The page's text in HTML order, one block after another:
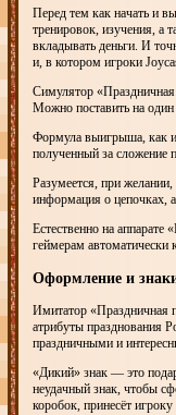
Перед тем как начать и
тренировок, изучения, а
вкладывать деньги. И
и, в котором игроки
Симулятор
Можно поставить на один
Формула выигрыша, как и
полученный за сложение
Разумеется, при
информация о цепочках,
Естественно на аппарате
геймерам автоматически
Оформление и
Имитатор «Праздничная
атрибуты празднования
праздничными и
«Дикий» знак — это
неудачный знак, чтобы
коробок, принесёт